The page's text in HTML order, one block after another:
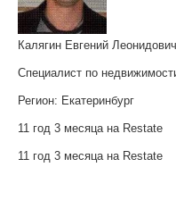
Калягин Евгений Леонидович
Специалист по
Регион: Екатеринбург
11 год 3 месяца на Restate
11 год 3 месяца на Restate